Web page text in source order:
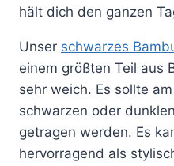
hält dich den ganzen
Unser schwarzes
einem größten Teil aus
sehr weich. Es sollte
schwarzen oder
getragen werden. Es
hervorragend als